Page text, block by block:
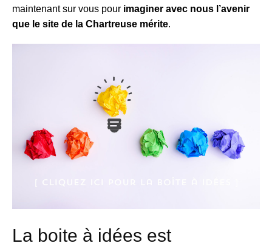
maintenant sur vous pour imaginer avec nous ’avenir
que le site de la Chartreuse mérite.
La boite à idées est